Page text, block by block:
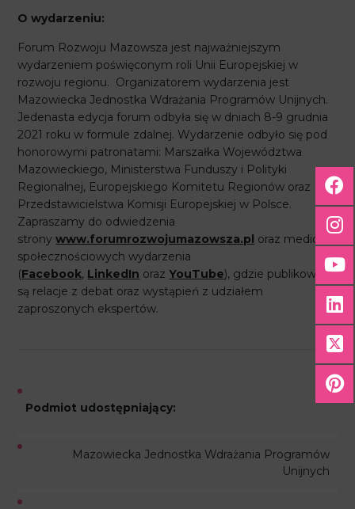
O wydarzeniu:
Forum Rozwoju Mazowsza jest najważniejszym
wydarzeniem poświęconym roli Unii Europejskiej w
rozwoju regionu. Organizatorem wydarzenia jest
Mazowiecka Jednostka Wdrażania Programów Unijnych.
Jedenasta edycja forum odbyła się w dniach 8-9 grudnia
2021 roku w formule zdalnej. Wydarzenie odbyło się pod
honorowymi patronatami: Marszałka Województwa
Mazowieckiego, Ministerstwa Funduszy i Polityki
Regionalnej, Europejskiego Komitetu Regionów oraz
Przedstawicielstwa Komisji Europejskiej w Polsce.
Zapraszamy do odwiedzenia
stronywww.forumrozwojumazowsza.pl oraz mediów
społecznościowych wydarzenia
(Facebook, LinkedIn orazYouTube), gdzie publikowane
są relacje z debat oraz wystąpień z udziałem
zaproszonych ekspertów.
Podmiot udostępniający:
Mazowiecka Jednostka Wdrażania Programów
Unijnych